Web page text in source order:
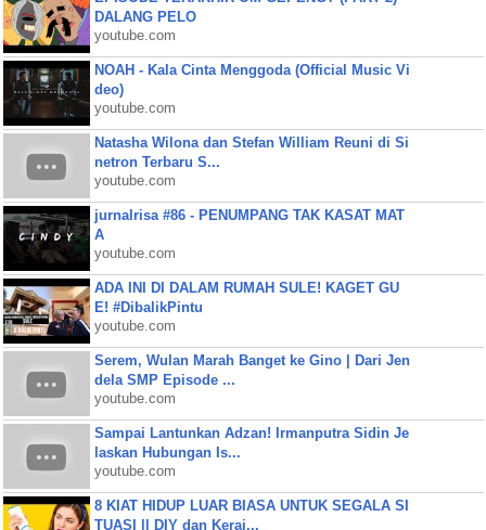
DALANG PELO
youtube.com
NOAH - Kala Cinta Menggoda (Official Music Vi
deo)
youtube.com
Natasha Wilona dan Stefan William Reuni di Si
netron Terbaru S...
youtube.com
jurnalrisa #86 - PENUMPANG TAK KASAT MAT
A
youtube.com
ADA INI DI DALAM RUMAH SULE! KAGET GU
E! #DibalikPintu
youtube.com
Serem, Wulan Marah Banget ke Gino | Dari Jen
dela SMP Episode ...
youtube.com
Sampai Lantunkan Adzan! Irmanputra Sidin Je
laskan Hubungan Is...
youtube.com
8 KIAT HIDUP LUAR BIASA UNTUK SEGALA SI
TUASI || DIY dan Keraj...